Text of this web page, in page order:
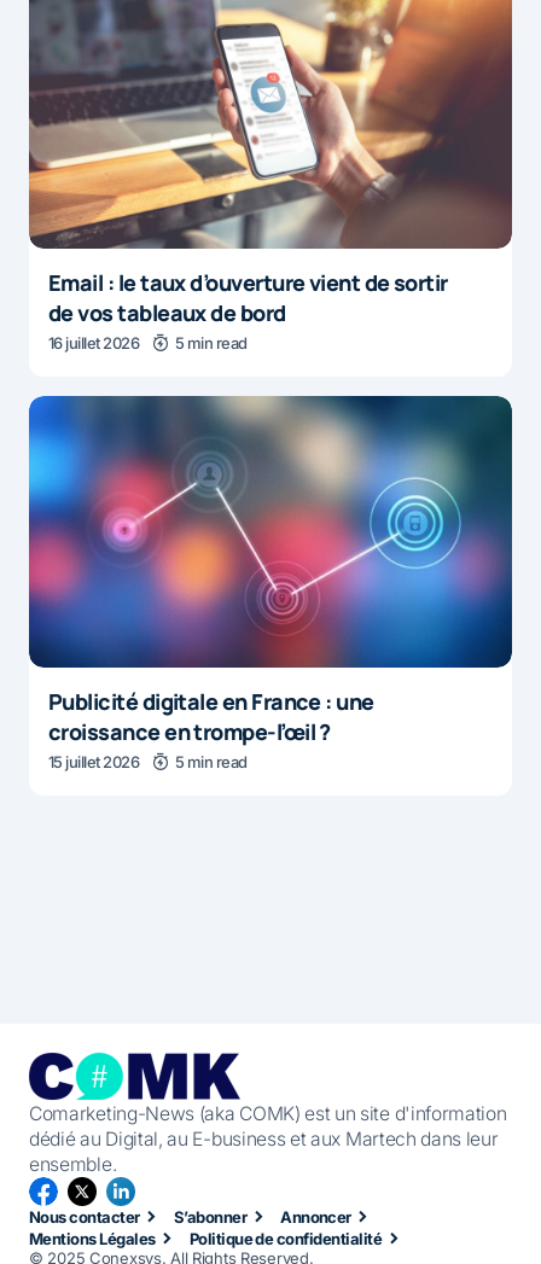
Email : le taux d’ouverture vient de sortir
de vos tableaux de bord
16 juillet 2026 5 min read
Publicité digitale en France : une
croissance en trompe-l’œil ?
15 juillet 2026 5 min read
Comarketing-News (aka COMK) est un site d'information
dédié au Digital, au E-business et aux Martech dans leur
ensemble.
Nous contacter S’abonner
Annoncer
Mentions Légales
Politique de confidentialité
© 2025 Conexsys. All Rights Reserved.